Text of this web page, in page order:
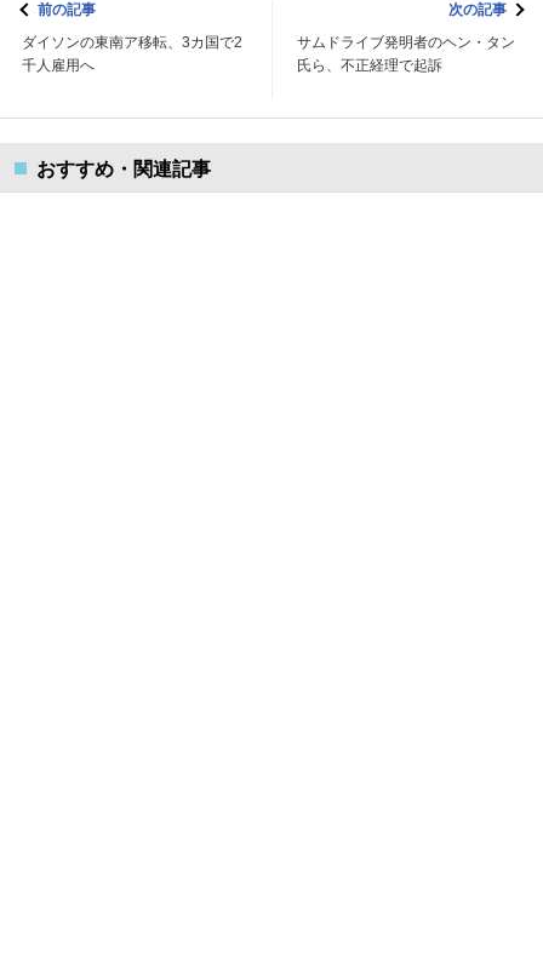
前の記事
ダイソンの東南ア移転、3カ国で2
千人雇用へ
次の記事
サムドライブ発明者のヘン・タン
氏ら、不正経理で起訴
おすすめ・関連記事